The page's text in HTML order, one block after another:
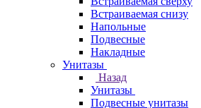
Встраиваемая снизу
Напольные
Подвесные
Накладные
Унитазы
Назад
Унитазы
Подвесные унитазы